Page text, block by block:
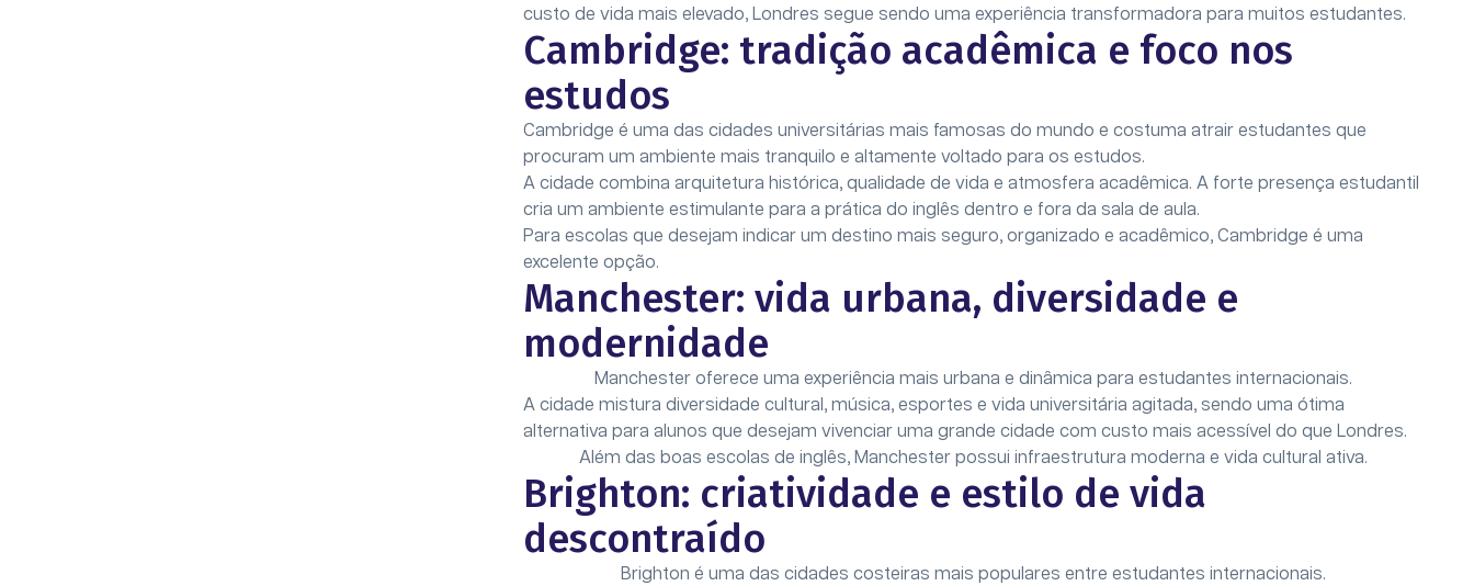
custo de vida mais elevado, Londres segue sendo uma experiência transformadora para muitos estudantes.
Cambridge: tradição acadêmica e foco nos
estudos
Cambridge é uma das cidades universitárias mais famosas do mundo e costuma atrair estudantes que
procuram um ambiente mais tranquilo e altamente voltado para os estudos.
A cidade combina arquitetura histórica, qualidade de vida e atmosfera acadêmica. A forte presença estudantil
cria um ambiente estimulante para a prática do inglês dentro e fora da sala de aula.
Para escolas que desejam indicar um destino mais seguro, organizado e acadêmico, Cambridge é uma
excelente opção.
Manchester: vida urbana, diversidade e
modernidade
Manchester oferece uma experiência mais urbana e dinâmica para estudantes internacionais.
A cidade mistura diversidade cultural, música, esportes e vida universitária agitada, sendo uma ótima
alternativa para alunos que desejam vivenciar uma grande cidade com custo mais acessível do que Londres.
Além das boas escolas de inglês, Manchester possui infraestrutura moderna e vida cultural ativa.
Brighton: criatividade e estilo de vida
descontraído
Brighton é uma das cidades costeiras mais populares entre estudantes internacionais.